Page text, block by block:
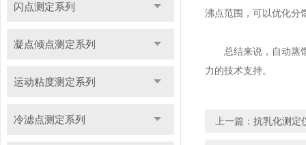
闪点测定系列
凝点倾点测定系列
运动粘度测定系列
冷滤点测定系列
沸点范围，可以优化分
总结来说，自动蒸馏
力的技术支持。
上一篇： 抗乳化测定